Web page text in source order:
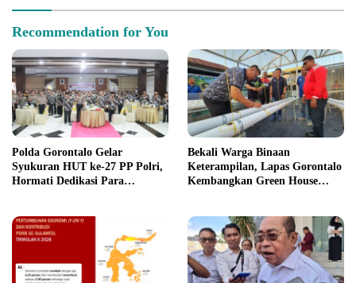
Recommendation for You
Polda Gorontalo Gelar
Syukuran HUT ke-27 PP Polri,
Hormati Dedikasi Para
Bekali Warga Binaan
Keterampilan, Lapas Gorontalo
Kembangkan Green House